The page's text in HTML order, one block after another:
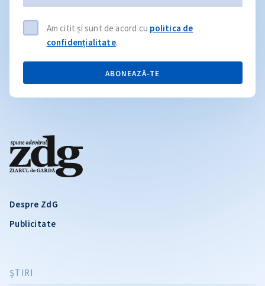
Despre ZdG
Publicitate
ŞTIRI
Am citit și sunt de acord cu politica de
confidențialitate.
ABONEAZĂ-TE